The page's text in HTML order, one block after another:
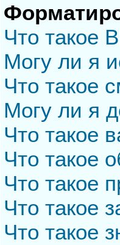
Что такое
Могу ли я
Что такое
Могу ли я
Что такое
Что такое
Что такое
Что такое
Что такое